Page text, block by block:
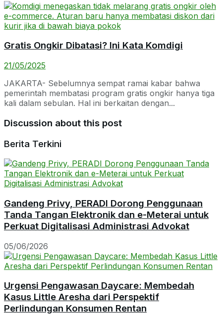
Gratis Ongkir Dibatasi? Ini Kata Komdigi
21/05/2025
JAKARTA- Sebelumnya sempat ramai kabar bahwa
pemerintah membatasi program gratis ongkir hanya tiga
kali dalam sebulan. Hal ini berkaitan dengan...
Discussion about this post
Berita Terkini
Gandeng Privy, PERADI Dorong Penggunaan
Tanda Tangan Elektronik dan e-Meterai untuk
Perkuat Digitalisasi Administrasi Advokat
05/06/2026
Urgensi Pengawasan Daycare: Membedah
Kasus Little Aresha dari Perspektif
Perlindungan Konsumen Rentan